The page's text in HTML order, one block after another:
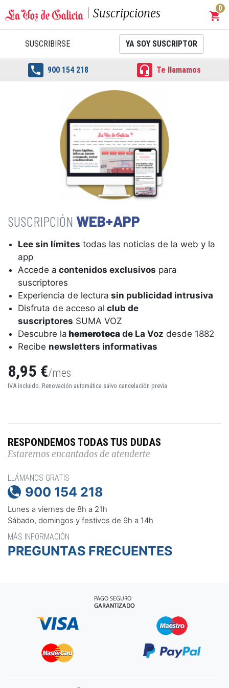
Suscripciones shopping_cart
0
SUSCRIBIRSE YA SOY SUSCRIPTOR
 900 154 218  Te llamamos
WEB+APP
Lee sin límites todas las noticias de la web y la
app
Accede a contenidos exclusivos para
suscriptores
Experiencia de lectura sin publicidad intrusiva
Disfruta de acceso al club de
suscriptores SUMA VOZ
Descubre la hemeroteca de La Voz desde 1882
Recibe newsletters informativas
8,95 €/mes
IVA incluido. Renovación automática salvo cancelación previa
RESPONDEMOS TODAS TUS DUDAS
Estaremos encantados de atenderte
LLÁMANOS GRATIS
 900 154 218
Lunes a viernes de 8h a 21h
Sábado, domingos y festivos de 9h a 14h
MÁS INFORMACIÓN
PREGUNTAS FRECUENTES